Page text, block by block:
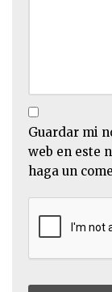
Guardar mi
web en este
haga un